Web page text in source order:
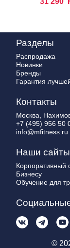
Разделы
Распродажа
Новинки
Бренды
Гарантия
Контакты
Москва,
+7 (495) 956 50
info@mfitness.ru
Наши сайты
Корпоративный
Бизнесу
Обучение для
©